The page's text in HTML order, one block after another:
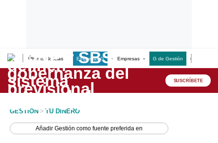
Últimas Noticias Empresas G Empresas G de Gestión
Lo último
Peru Quiosco SUSCRÍBETE
GESTION > TU DINERO
AñadirGestión como fuente preferida en